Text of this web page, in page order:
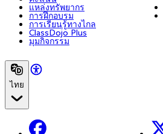
แหล่งทรัพยากร
การฝึกอบรม
การเรียนรู้ทางไกล
ClassDojo Plus
มุมกิจกรรม
ไทย
Facebook X